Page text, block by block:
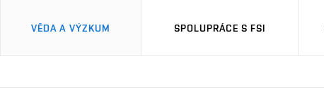
VĚDA A VÝZKUM SPOLUPRÁCE S FSI